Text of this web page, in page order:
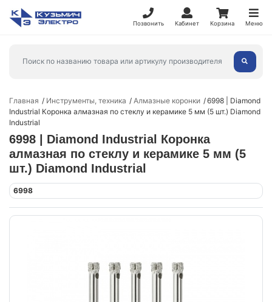
Позвонить Кабинет Корзина Меню
Главная Инструменты, техника Алмазные коронки
6998 | Diamond
Industrial Коронка алмазная по стеклу и керамике 5 мм (5 шт.) Diamond
Industrial
6998 | Diamond Industrial Коронка
алмазная по стеклу и керамике 5 мм (5
шт.) Diamond Industrial
6998